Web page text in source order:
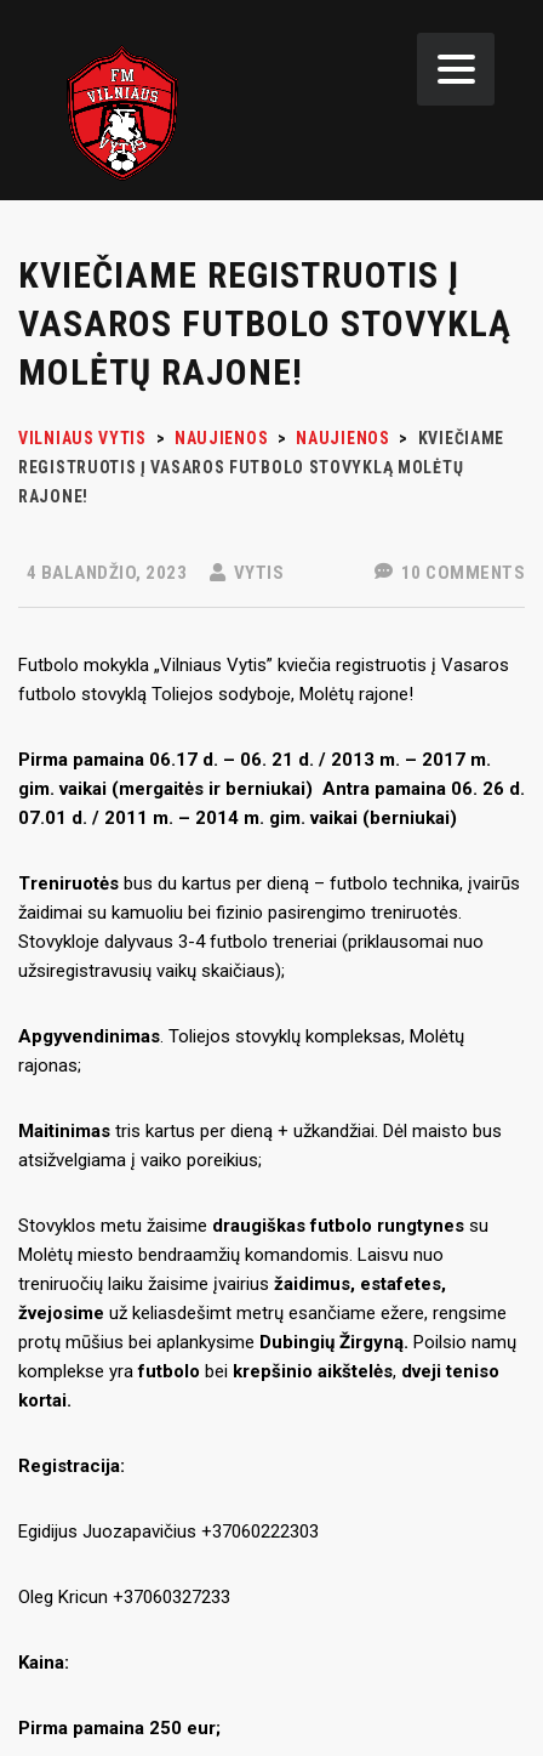
KVIEČIAME REGISTRUOTIS Į
VASAROS FUTBOLO STOVYKLĄ
MOLĖTŲ RAJONE!
VILNIAUS VYTIS > NAUJIENOS > NAUJIENOS >
KVIEČIAME
REGISTRUOTIS Į VASAROS FUTBOLO STOVYKLĄ MOLĖTŲ
RAJONE!
4 BALANDŽIO, 2023 VYTIS 10 COMMENTS
Futbolo mokykla „Vilniaus Vytis” kviečia registruotis į Vasaros
futbolo stovyklą Toliejos sodyboje, Molėtų rajone!
Pirma pamaina 06.17 d. – 06. 21 d. / 2013 m. – 2017 m.
gim. vaikai (mergaitės ir berniukai) Antra pamaina 06. 26 d.
07.01 d. / 2011 m. – 2014 m. gim. vaikai (berniukai)
Treniruotės bus du kartus per dieną – futbolo technika, įvairūs
žaidimai su kamuoliu bei fizinio pasirengimo treniruotės.
Stovykloje dalyvaus 3-4 futbolo treneriai (priklausomai nuo
užsiregistravusių vaikų skaičiaus);
Apgyvendinimas. Toliejos stovyklų kompleksas, Molėtų
rajonas;
Maitinimas tris kartus per dieną + užkandžiai. Dėl maisto bus
atsižvelgiama į vaiko poreikius;
Stovyklos metu žaisime draugiškas futbolo rungtynes su
Molėtų miesto bendraamžių komandomis. Laisvu nuo
treniruočių laiku žaisime įvairius žaidimus, estafetes,
žvejosime už keliasdešimt metrų esančiame ežere, rengsime
protų mūšius bei aplankysime Dubingių Žirgyną. Poilsio namų
komplekse yrafutbolo bei krepšinio aikštelės, dveji teniso
kortai.
Registracija:
Egidijus Juozapavičius +37060222303
Oleg Kricun +37060327233
Kaina:
Pirma pamaina 250 eur;